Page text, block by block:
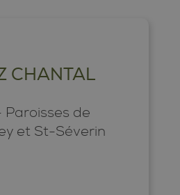
CHANTAL
de
et St-Séverin